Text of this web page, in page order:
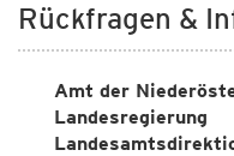
Rückfragen &
Amt der
Landesregierung